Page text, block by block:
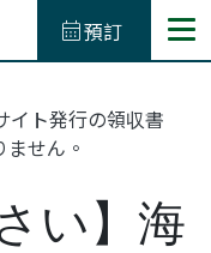
calendar_month預訂
イト発行の領収書
せん。
い】海